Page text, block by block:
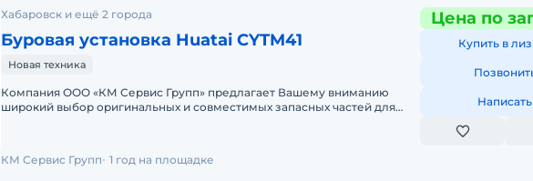
Хабаровск и ещё 2 города
Буровая установка Huatai CYTM41
Новая техника
Компания ООО «КМ Сервис Групп» предлагает Вашему вниманию
широкий выбор оригинальных и совместимых запасных частей для
Цена по
Купить в
Написать
КМ Сервис Групп 1 год на площадке